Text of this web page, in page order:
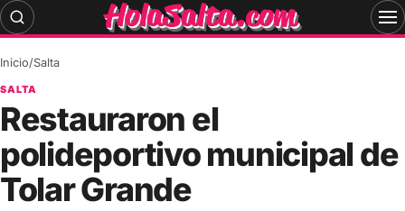
Skip
to
Inicio/Salta
SALTA
Restauraron el
polideportivo municipal de
Tolar Grande